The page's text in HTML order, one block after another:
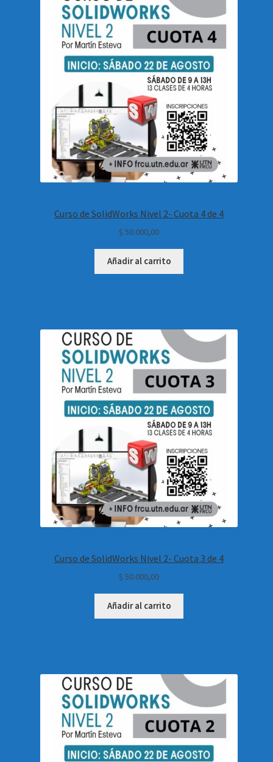
Curso de SolidWorks Nivel 2- Cuota 4 de 4
$ 50.000,00
Añadir al carrito
Curso de SolidWorks Nivel 2- Cuota 3 de 4
$ 50.000,00
Añadir al carrito